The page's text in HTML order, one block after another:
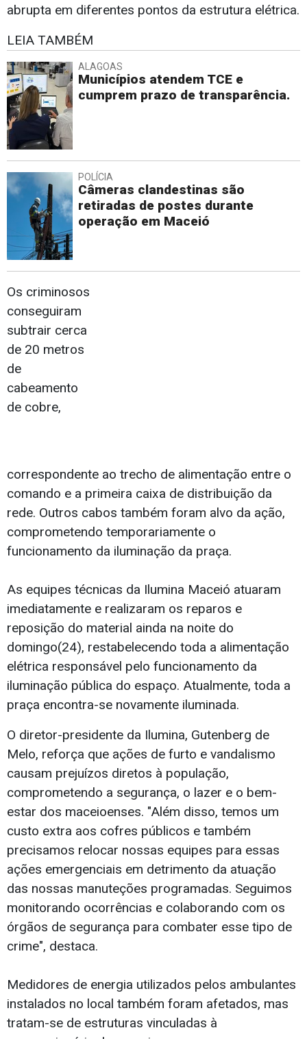
abrupta em diferentes pontos da estrutura elétrica.
LEIA TAMBÉM
ALAGOAS
Municípios atendem TCE e
cumprem prazo de transparência.
POLÍCIA
Câmeras clandestinas são
retiradas de postes durante
operação em Maceió
Os criminosos
conseguiram
subtrair cerca
de 20 metros
de
cabeamento
de cobre,
correspondente ao trecho de alimentação entre o
comando e a primeira caixa de distribuição da
rede. Outros cabos também foram alvo da ação,
comprometendo temporariamente o
funcionamento da iluminação da praça.
As equipes técnicas da Ilumina Maceió atuaram
imediatamente e realizaram os reparos e
reposição do material ainda na noite do
domingo(24), restabelecendo toda a alimentação
elétrica responsável pelo funcionamento da
iluminação pública do espaço. Atualmente, toda a
praça encontra-se novamente iluminada.
O diretor-presidente da Ilumina, Gutenberg de
Melo, reforça que ações de furto e vandalismo
causam prejuízos diretos à população,
comprometendo a segurança, o lazer e o bem-
estar dos maceioenses. "Além disso, temos um
custo extra aos cofres públicos e também
precisamos relocar nossas equipes para essas
ações emergenciais em detrimento da atuação
das nossas manuteções programadas. Seguimos
monitorando ocorrências e colaborando com os
órgãos de segurança para combater esse tipo de
crime", destaca.
Medidores de energia utilizados pelos ambulantes
instalados no local também foram afetados, mas
tratam-se de estruturas vinculadas à